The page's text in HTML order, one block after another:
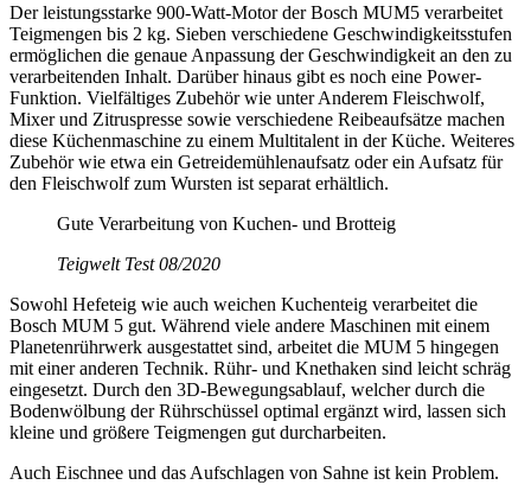
Der leistungsstarke 900-Watt-Motor der Bosch MUM5 verarbeitet
Teigmengen bis 2 kg. Sieben verschiedene Geschwindigkeitsstufen
ermöglichen die genaue Anpassung der Geschwindigkeit an den zu
verarbeitenden Inhalt. Darüber hinaus gibt es noch eine Power-
Funktion. Vielfältiges Zubehör wie unter Anderem Fleischwolf,
Mixer und Zitruspresse sowie verschiedene Reibeaufsätze machen
diese Küchenmaschine zu einem Multitalent in der Küche. Weiteres
Zubehör wie etwa ein Getreidemühlenaufsatz oder ein Aufsatz für
den Fleischwolf zum Wursten ist separat erhältlich.
Gute Verarbeitung von Kuchen- und Brotteig
Teigwelt Test 08/2020
Sowohl Hefeteig wie auch weichen Kuchenteig verarbeitet die
Bosch MUM 5 gut. Während viele andere Maschinen mit einem
Planetenrührwerk ausgestattet sind, arbeitet die MUM 5 hingegen
mit einer anderen Technik. Rühr- und Knethaken sind leicht schräg
eingesetzt. Durch den 3D-Bewegungsablauf, welcher durch die
Bodenwölbung der Rührschüssel optimal ergänzt wird, lassen sich
kleine und größere Teigmengen gut durcharbeiten.
Auch Eischnee und das Aufschlagen von Sahne ist kein Problem.